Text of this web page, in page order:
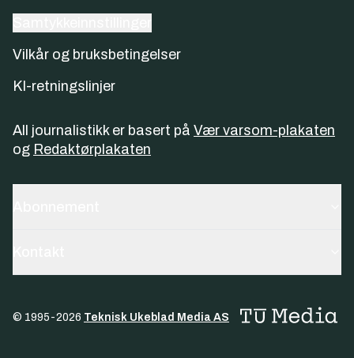
Vilkår og bruksbetingelser
KI-retningslinjer
All journalistikk er basert på Vær varsom-plakaten
og Redaktørplakaten
© 1995-2026 Teknisk Ukeblad Media AS